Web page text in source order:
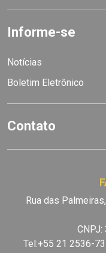
Informe-se
Notícias
Boletim Eletrônico
Contato
Rua das
Tel:+55 21 2536-